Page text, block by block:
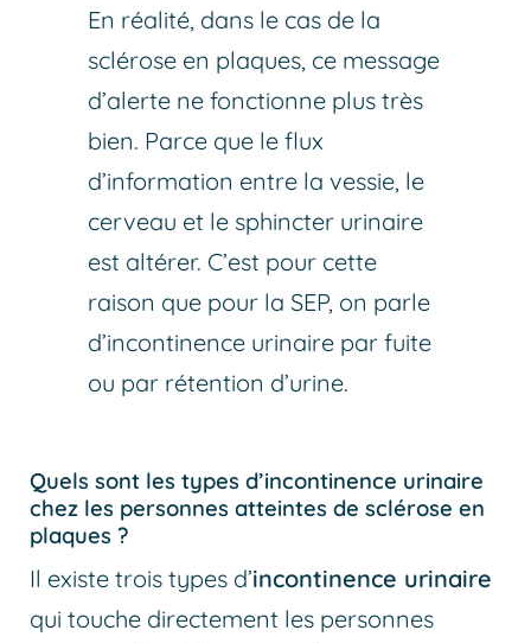
En réalité, dans le cas de la
sclérose en plaques, ce message
d’alerte ne fonctionne plus très
bien. Parce que le flux
d’information entre la vessie, le
cerveau et le sphincter urinaire
est altérer. C’est pour cette
raison que pour la SEP, on parle
d’incontinence urinaire par fuite
ou par rétention d’urine.
Quels sont les types d’incontinence urinaire
chez les personnes atteintes de sclérose en
plaques ?
Il existe trois types d’incontinence urinaire
qui touche directement les personnes